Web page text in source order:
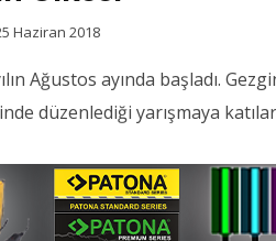
Haziran 2018
Ağustos ayında başladı.
düzenlediği yarışmaya